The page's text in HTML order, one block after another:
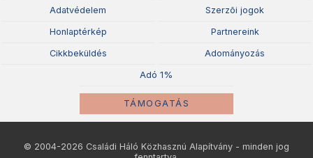
Adatvédelem Szerzõi jogok
Honlaptérkép Partnereink
Cikkbeküldés Adományozás
Adó 1%
TÁMOGATÁS
© 2004-2026 Családi Háló Közhasznú Alapítvány - minden jog